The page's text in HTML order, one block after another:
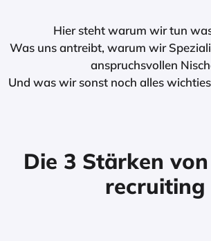
Hier steht warum wir tun
Was uns antreibt, warum wir
anspruchsvollen
Und was wir sonst noch alles
Die 3 Stärken
recruiting